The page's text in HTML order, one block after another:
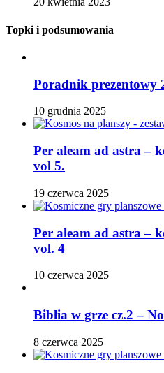
Topki i podsumowania
Poradnik prezentowy
10 grudnia 2025
Per aleam ad astra –
vol 5.
19 czerwca 2025
Per aleam ad astra –
vol. 4
10 czerwca 2025
Biblia w grze cz.2 –
8 czerwca 2025